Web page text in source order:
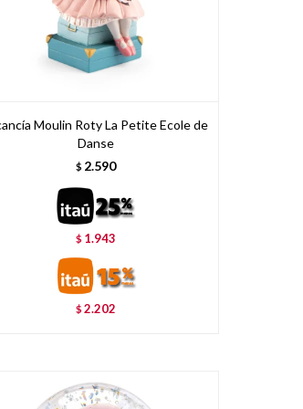
Moulin Roty La Petite Ecole de
Danse
$ 2.590
$ 1.943
$2.202